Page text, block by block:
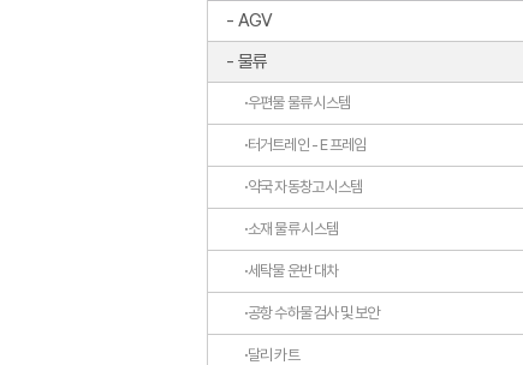
AGV
물류
우편물 물류 시스템
터거트레인 - E 프레임
약국 자동창고 시스템
소재 물류 시스템
세탁물 운반 대차
공항 수하물 검사 및 보안
달리 카트